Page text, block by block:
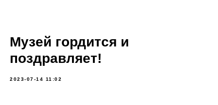
Музей гордится и
поздравляет!
2023-07-14 11:02